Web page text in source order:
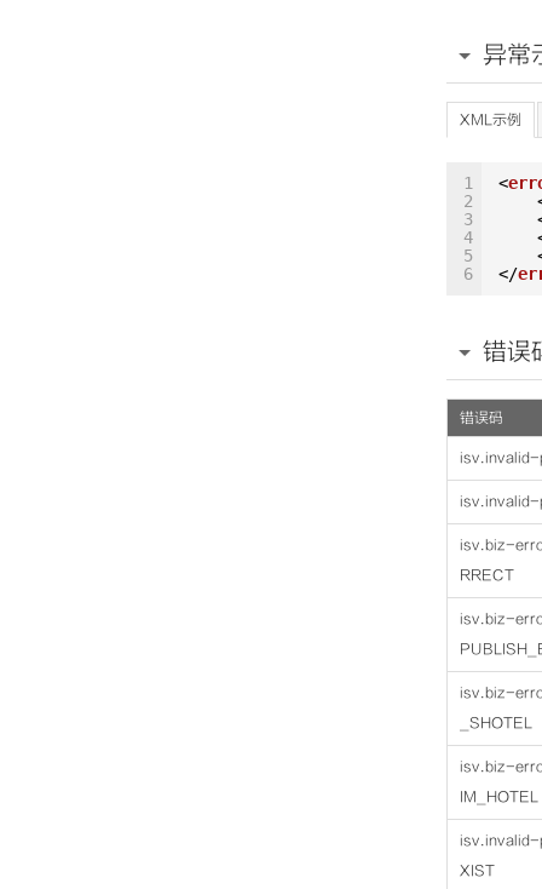
34
35
36
37
41
42
43
44
45
46
50
53
54
55
56
57
58
异常
XML示例
1
2
3
4
5
6
<
</
错误
错误码
isv.invalid-
isv.invalid-
isv.biz-
RRECT
isv.biz-
isv.biz-
_SHOTEL
isv.biz-
IM_HOTEL
isv.invalid-
XIST